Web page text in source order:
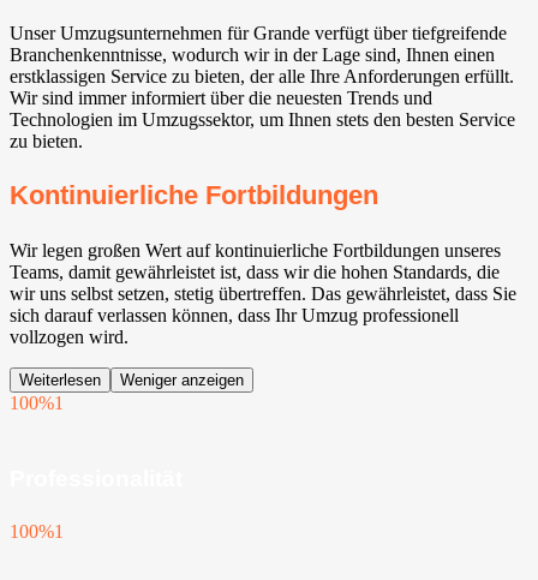
Unser Umzugsunternehmen für Grande verfügt über tiefgreifende
Branchenkenntnisse, wodurch wir in der Lage sind, Ihnen einen
erstklassigen Service zu bieten, der alle Ihre Anforderungen erfüllt.
Wir sind immer informiert über die neuesten Trends und
Technologien im Umzugssektor, um Ihnen stets den besten Service
zu bieten.
Kontinuierliche Fortbildungen
Wir legen großen Wert auf kontinuierliche Fortbildungen unseres
Teams, damit gewährleistet ist, dass wir die hohen Standards, die
wir uns selbst setzen, stetig übertreffen. Das gewährleistet, dass Sie
sich darauf verlassen können, dass Ihr Umzug professionell
vollzogen wird.
Weiterlesen Weniger anzeigen
100%1
100%1